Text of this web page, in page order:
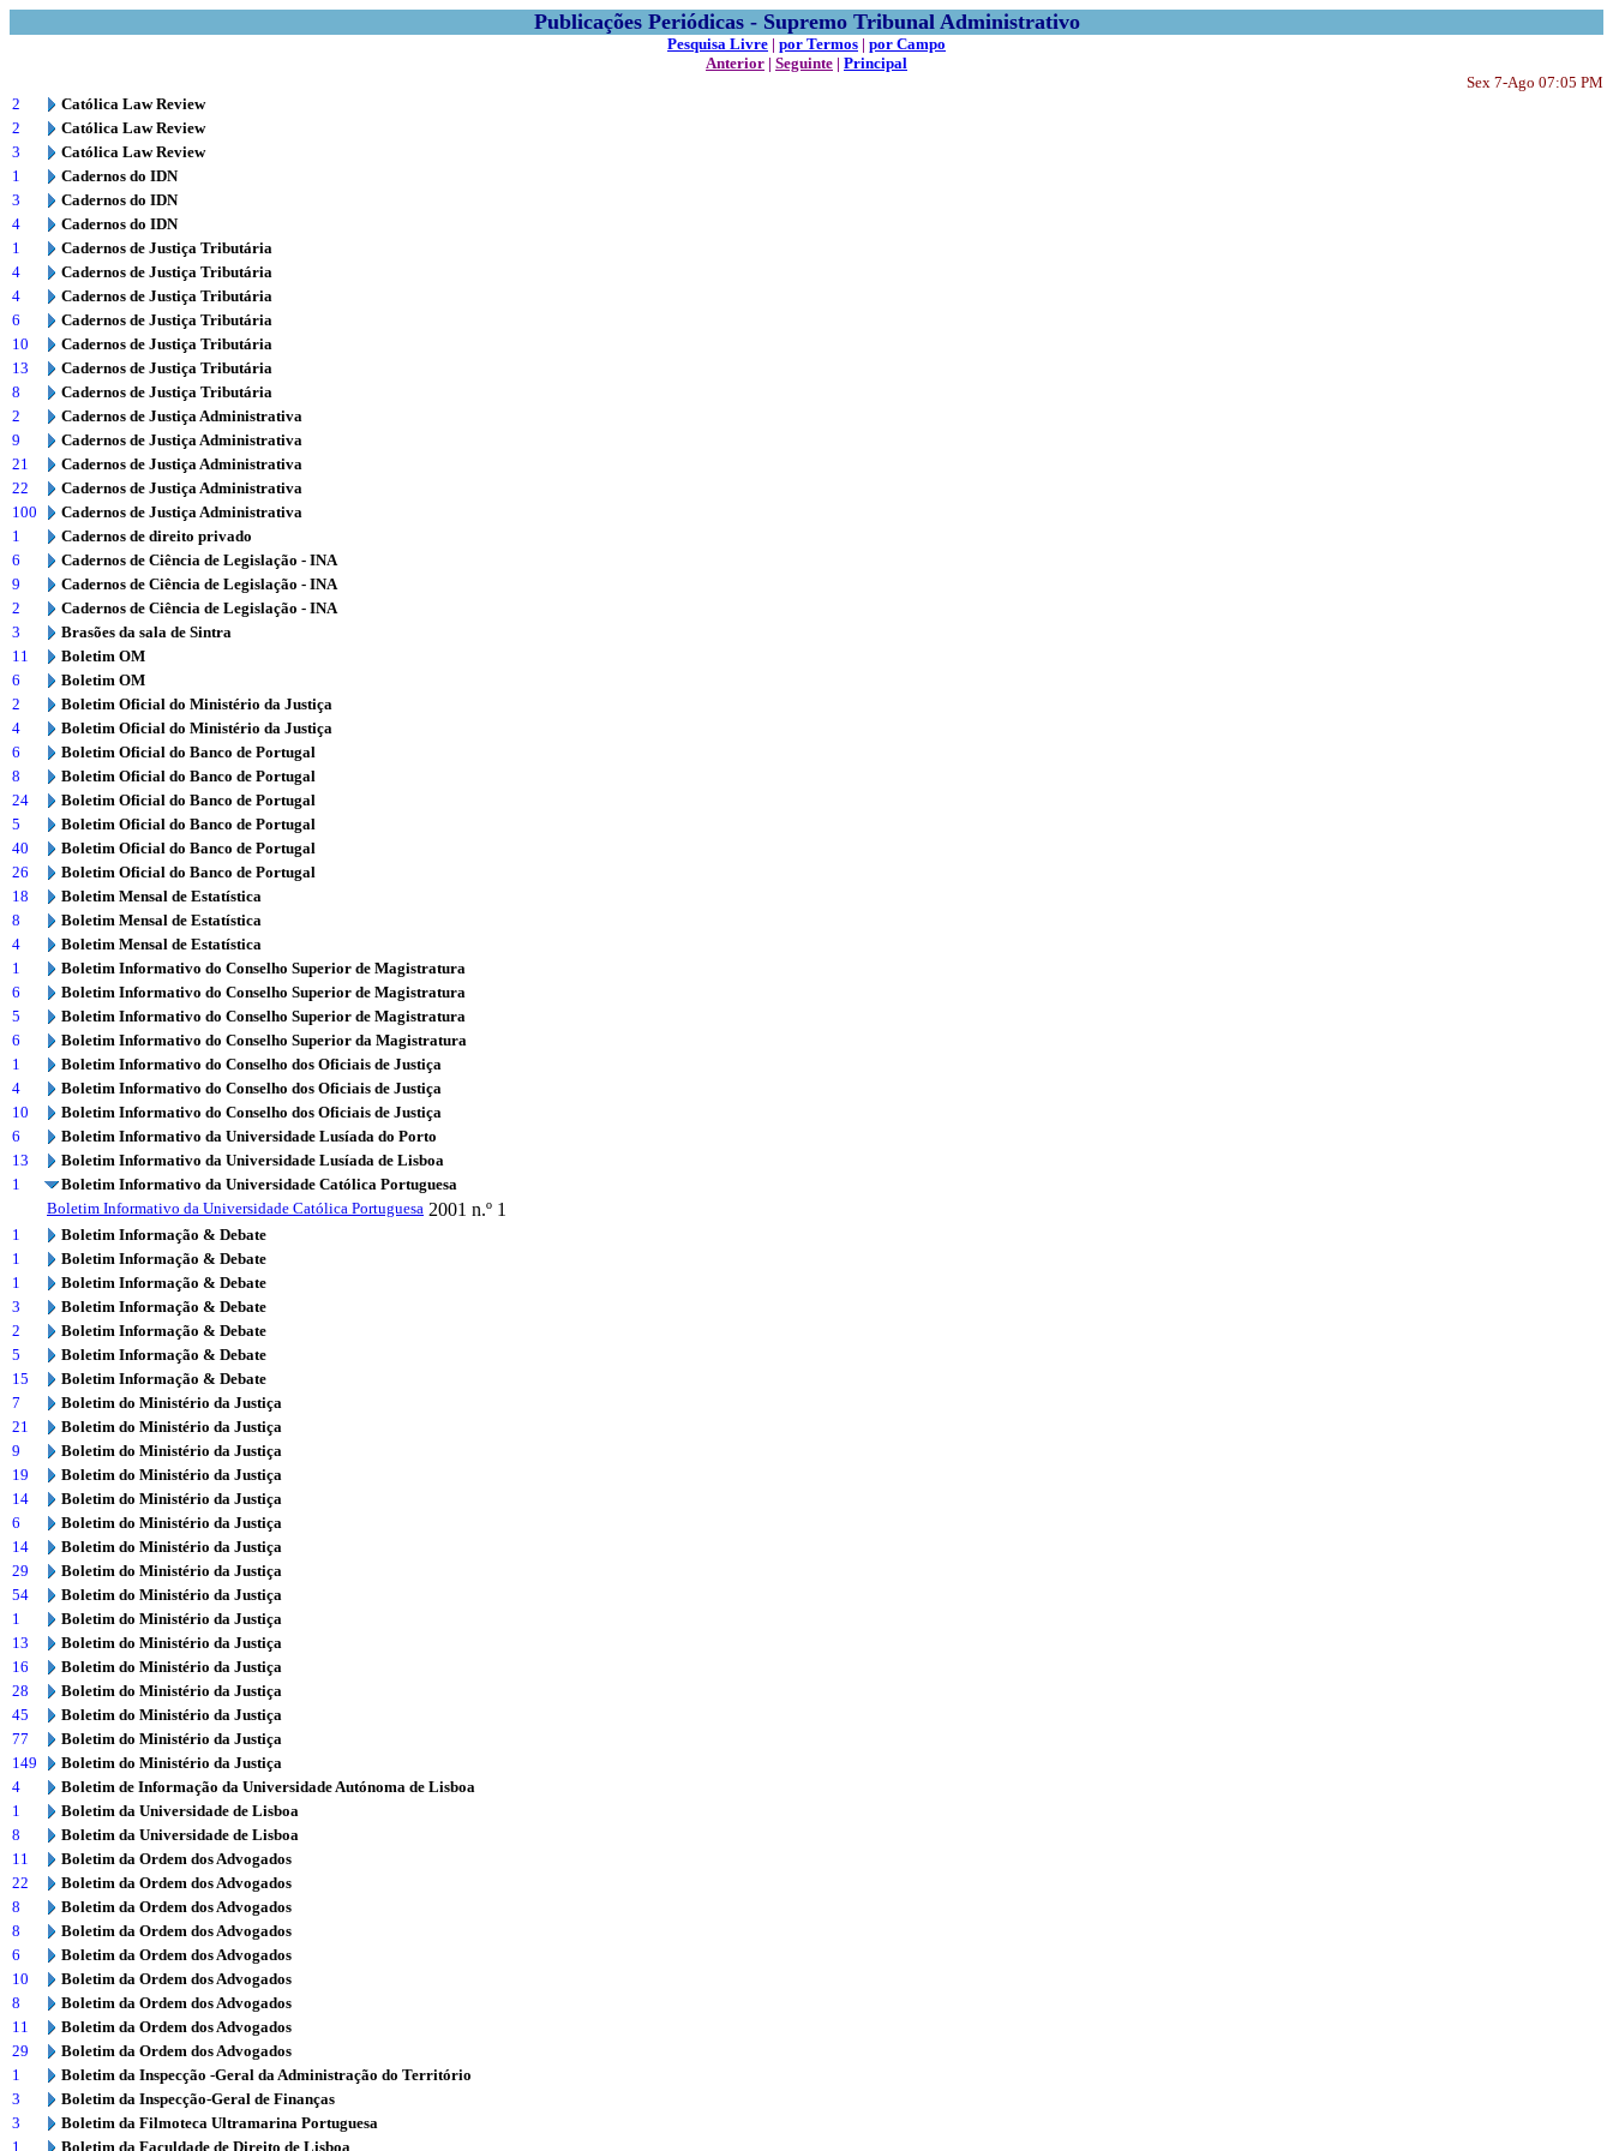
Publicações Periódicas - Supremo Tribunal Administrativo
Pesquisa Livre | por Termos | por Campo
Anterior | Seguinte | Principal
Sex 7-Ago 07:05 PM
2
Católica Law Review
2
Católica Law Review
3
Católica Law Review
1
Cadernos do IDN
3
Cadernos do IDN
4
Cadernos do IDN
1
Cadernos de Justiça Tributária
4
Cadernos de Justiça Tributária
4
Cadernos de Justiça Tributária
6
Cadernos de Justiça Tributária
10
Cadernos de Justiça Tributária
13
Cadernos de Justiça Tributária
8
Cadernos de Justiça Tributária
2
Cadernos de Justiça Administrativa
9
Cadernos de Justiça Administrativa
21
Cadernos de Justiça Administrativa
22
Cadernos de Justiça Administrativa
100
Cadernos de Justiça Administrativa
1
Cadernos de direito privado
6
Cadernos de Ciência de Legislação - INA
9
Cadernos de Ciência de Legislação - INA
2
Cadernos de Ciência de Legislação - INA
3
Brasões da sala de Sintra
11
Boletim OM
6
Boletim OM
2
Boletim Oficial do Ministério da Justiça
4
Boletim Oficial do Ministério da Justiça
6
Boletim Oficial do Banco de Portugal
8
Boletim Oficial do Banco de Portugal
24
Boletim Oficial do Banco de Portugal
5
Boletim Oficial do Banco de Portugal
40
Boletim Oficial do Banco de Portugal
26
Boletim Oficial do Banco de Portugal
18
Boletim Mensal de Estatística
8
Boletim Mensal de Estatística
4
Boletim Mensal de Estatística
1
Boletim Informativo do Conselho Superior de Magistratura
6
Boletim Informativo do Conselho Superior de Magistratura
5
Boletim Informativo do Conselho Superior de Magistratura
6
Boletim Informativo do Conselho Superior da Magistratura
1
Boletim Informativo do Conselho dos Oficiais de Justiça
4
Boletim Informativo do Conselho dos Oficiais de Justiça
10
Boletim Informativo do Conselho dos Oficiais de Justiça
6
Boletim Informativo da Universidade Lusíada do Porto
13
Boletim Informativo da Universidade Lusíada de Lisboa
1
Boletim Informativo da Universidade Católica Portuguesa
Boletim Informativo da Universidade Católica Portuguesa 2001 n.º 1
1
Boletim Informação & Debate
1
Boletim Informação & Debate
1
Boletim Informação & Debate
3
Boletim Informação & Debate
2
Boletim Informação & Debate
5
Boletim Informação & Debate
15
Boletim Informação & Debate
7
Boletim do Ministério da Justiça
21
Boletim do Ministério da Justiça
9
Boletim do Ministério da Justiça
19
Boletim do Ministério da Justiça
14
Boletim do Ministério da Justiça
6
Boletim do Ministério da Justiça
14
Boletim do Ministério da Justiça
29
Boletim do Ministério da Justiça
54
Boletim do Ministério da Justiça
1
Boletim do Ministério da Justiça
13
Boletim do Ministério da Justiça
16
Boletim do Ministério da Justiça
28
Boletim do Ministério da Justiça
45
Boletim do Ministério da Justiça
77
Boletim do Ministério da Justiça
149
Boletim do Ministério da Justiça
4
Boletim de Informação da Universidade Autónoma de Lisboa
1
Boletim da Universidade de Lisboa
8
Boletim da Universidade de Lisboa
11
Boletim da Ordem dos Advogados
22
Boletim da Ordem dos Advogados
8
Boletim da Ordem dos Advogados
8
Boletim da Ordem dos Advogados
6
Boletim da Ordem dos Advogados
10
Boletim da Ordem dos Advogados
8
Boletim da Ordem dos Advogados
11
Boletim da Ordem dos Advogados
29
Boletim da Ordem dos Advogados
1
Boletim da Inspecção -Geral da Administração do Território
3
Boletim da Inspecção-Geral de Finanças
3
Boletim da Filmoteca Ultramarina Portuguesa
1
Boletim da Faculdade de Direito de Lisboa